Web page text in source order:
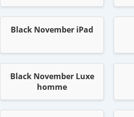
Black November iPad
Black November Luxe
homme